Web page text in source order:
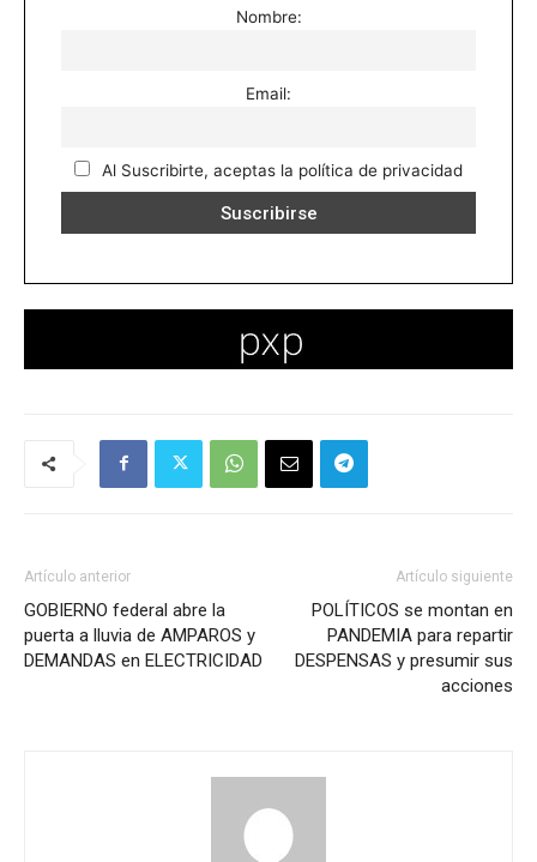
Nombre:
Email:
Al Suscribirte, aceptas la política de privacidad
Artículo anterior
GOBIERNO federal abre la
puerta a lluvia de AMPAROS y
DEMANDAS en ELECTRICIDAD
Artículo siguiente
POLÍTICOS se montan en
PANDEMIA para repartir
DESPENSAS y presumir sus
acciones